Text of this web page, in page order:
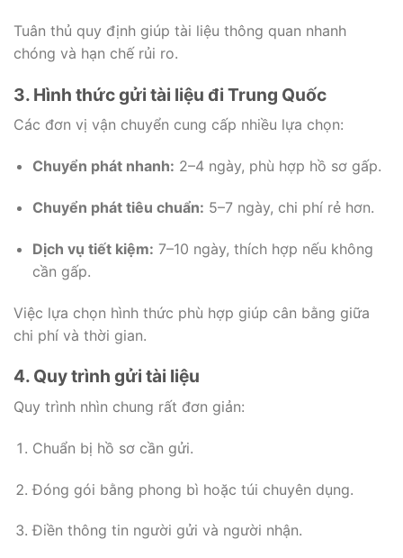
Tuân thủ quy định giúp tài liệu thông quan nhanh
chóng và hạn chế rủi ro.
3. Hình thức gửi tài liệu đi Trung Quốc
Các đơn vị vận chuyển cung cấp nhiều lựa chọn:
Chuyển phát nhanh: 2–4 ngày, phù hợp hồ sơ gấp.
Chuyển phát tiêu chuẩn: 5–7 ngày, chi phí rẻ hơn.
Dịch vụ tiết kiệm: 7–10 ngày, thích hợp nếu không
cần gấp.
Việc lựa chọn hình thức phù hợp giúp cân bằng giữa
chi phí và thời gian.
4. Quy trình gửi tài liệu
Quy trình nhìn chung rất đơn giản:
Chuẩn bị hồ sơ cần gửi.
Đóng gói bằng phong bì hoặc túi chuyên dụng.
Điền thông tin người gửi và người nhận.